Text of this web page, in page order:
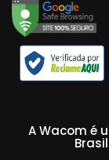
A Wacom é